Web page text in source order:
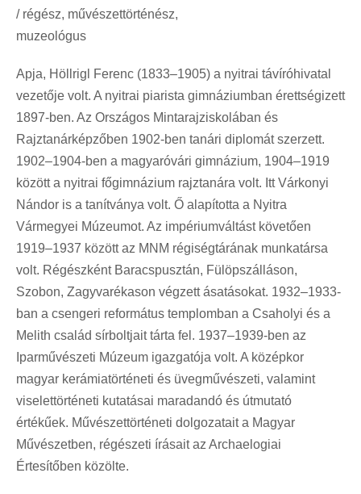
/ régész, művészettörténész,
muzeológus
Apja, Höllrigl Ferenc (1833–1905) a nyitrai távíróhivatal
vezetője volt. A nyitrai piarista gimnáziumban érettségizett
1897-ben. Az Országos Mintarajziskolában és
Rajztanárképzőben 1902-ben tanári diplomát szerzett.
1902–1904-ben a magyaróvári gimnázium, 1904–1919
között a nyitrai főgimnázium rajztanára volt. Itt Várkonyi
Nándor is a tanítványa volt. Ő alapította a Nyitra
Vármegyei Múzeumot. Az impériumváltást követően
1919–1937 között az MNM régiségtárának munkatársa
volt. Régészként Baracspusztán, Fülöpszálláson,
Szobon, Zagyvarékason végzett ásatásokat. 1932–1933-
ban a csengeri református templomban a Csaholyi és a
Melith család sírboltjait tárta fel. 1937–1939-ben az
Iparművészeti Múzeum igazgatója volt. A középkor
magyar kerámiatörténeti és üvegművészeti, valamint
viselettörténeti kutatásai maradandó és útmutató
értékűek. Művészettörténeti dolgozatait a Magyar
Művészetben, régészeti írásait az Archaelogiai
Értesítőben közölte.